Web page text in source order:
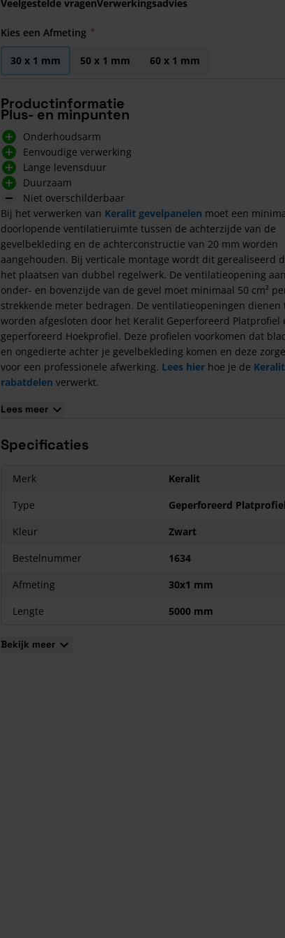
Veelgestelde vragenVerwerkingsadvies
Kies een Afmeting
30 x 1 mm 50 x 1 mm 60 x 1 mm
Productinformatie
Plus- en minpunten
Onderhoudsarm
Eenvoudige verwerking
Lange levensduur
Duurzaam
Niet overschilderbaar
Bij het verwerken van Keralit gevelpanelen moet een
doorlopende ventilatieruimte tussen de achterzijde van de
gevelbekleding en de achterconstructie van 20 mm worden
aangehouden. Bij verticale montage wordt dit gerealiseerd
het plaatsen van dubbel regelwerk. De ventilatieopening
onder- en bovenzijde van de gevel moet minimaal 50 cm²
strekkende meter bedragen. De ventilatieopeningen dienen
worden afgesloten door het Keralit Geperforeerd Platprofiel
geperforeerd Hoekprofiel. Deze profielen voorkomen dat
en ongedierte achter je gevelbekleding komen en deze
voor een professionele afwerking. Lees hier hoe je de Keralit
rabatdelen verwerkt.
Toepassing van het Keralit Geperforeerd Platprofiel
het inhaakstartprofiel (2808), maar kan ook worden
Lees meer
Specificaties
Merk
Keralit
Type
Geperforeerd Platprofiel
Kleur
Zwart
Bestelnummer
1634
Afmeting
30x1 mm
Lengte
5000 mm
Bekijk meer